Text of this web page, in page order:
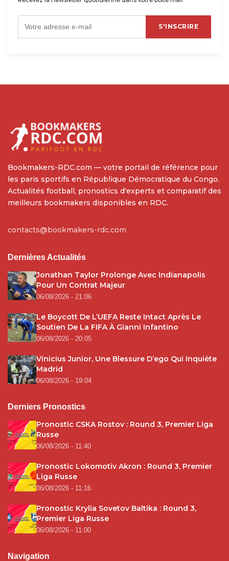
S'INSCRIRE
Bookmakers-RDC.com — votre portail de référence pour
les paris sportifs en République Démocratique du Congo.
Actualités football, pronostics d'experts et comparatif des
meilleurs bookmakers disponibles en RDC.
contacts@bookmakers-rdc.com
Dernières Actualités
Jonathan Taylor Prolonge Avec Indianapolis
Pour Un Contrat Majeur
06/08/2026 - 21:06
Le Boycott De L’UEFA Reste Intact Après Le
Soutien De La FIFA À Gianni Infantino
06/08/2026 - 20:05
Vinicius Junior, Une Blessure D’ego Qui Inquiète
Madrid
06/08/2026 - 19:04
Derniers Pronostics
Pronostic CSKA Rostov : Round 3, Premier Liga
Russe
06/08/2026 - 11:40
Pronostic Lokomotiv Akron : Round 3, Premier
Liga Russe
06/08/2026 - 11:16
Pronostic Krylia Sovetov Baltika : Round 3,
Premier Liga Russe
06/08/2026 - 11:00
Navigation